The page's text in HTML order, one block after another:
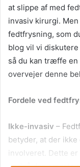
at slippe af med
invasiv kirurgi.
fedtfrysning, som
blog vil vi
så du kan træffe
overvejer denne
Fordele ved
Ikke-invasiv –
betyder, at der
involveret. Dette